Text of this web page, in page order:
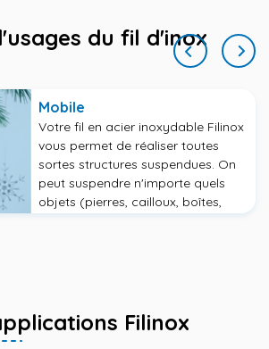
du fil d'inox
Mobile
Votre fil en acier inoxydable Filinox
vous permet de réaliser toutes
sortes structures suspendues. On
peut suspendre n'importe quels
objets (pierres, cailloux, boîtes,
Filinox